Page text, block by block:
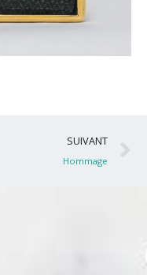
SUIVANT
Hommage